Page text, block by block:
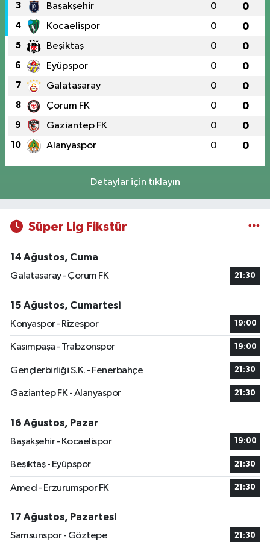
3 Başakşehir 0 0
4 Kocaelispor 0 0
5 Beşiktaş 0 0
6 Eyüpspor 0 0
7 Galatasaray 0 0
8 Çorum FK 0 0
9 Gaziantep FK 0 0
10 Alanyaspor 0 0
Detaylar için tıklayın
Süper Lig Fikstür
14 Ağustos, Cuma
Galatasaray - Çorum FK
21:30
15 Ağustos, Cumartesi
Konyaspor - Rizespor
19:00
Kasımpaşa - Trabzonspor 19:00
Gençlerbirliği S.K. - Fenerbahçe 21:30
Gaziantep FK - Alanyaspor 21:30
16 Ağustos, Pazar
Başakşehir - Kocaelispor
19:00
Beşiktaş - Eyüpspor 21:30
Amed - Erzurumspor FK 21:30
17 Ağustos, Pazartesi
Samsunspor - Göztepe
21:30